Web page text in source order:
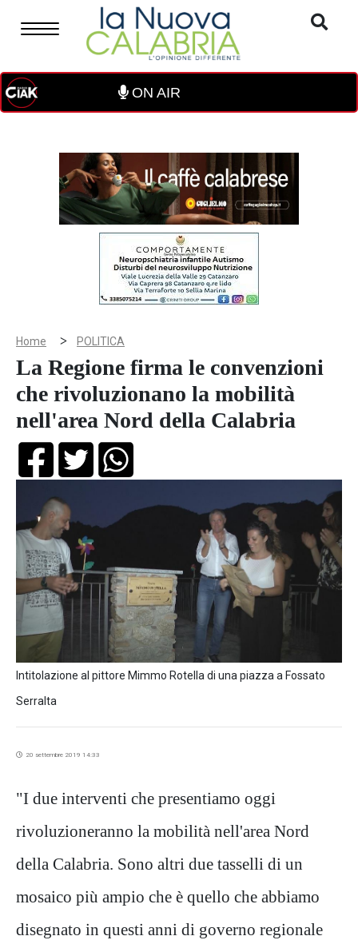
ON AIR
Home > POLITICA
La Regione firma le convenzioni
che rivoluzionano la mobilità
nell'area Nord della Calabria
Intitolazione al pittore Mimmo Rotella di una piazza a Fossato
Serralta
20 settembre 2019 14:33
"I due interventi che presentiamo oggi
rivoluzioneranno la mobilità nell'area Nord
della Calabria. Sono altri due tasselli di un
mosaico più ampio che è quello che abbiamo
disegnato in questi anni di governo regionale